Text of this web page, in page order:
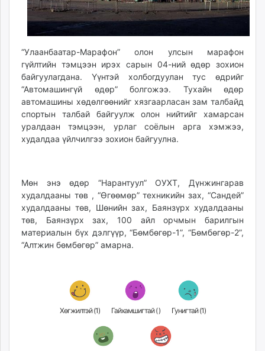
ergelt.mn
zarig.mn
today.mn
zuv.mn
mminfo.mn
ugluu.mn
urlag.mn
unen.mn
asu.mn
shudarga.mn
isee.mn
mglradio.com
fact.mn
itoim.mn
tumen.mn
tvmongolia.mn
“Улаанбаатар-Марафон” олон улсын марафон
гүйлтийн тэмцээн ирэх сарын 04-ний өдөр зохион
байгуулагдана. Үүнтэй холбогдуулан тус өдрийг
“Автомашингүй өдөр” болгожээ. Тухайн өдөр
автомашины хөдөлгөөнийг хязгаарласан зам талбайд
спортын талбай байгуулж олон нийтийг хамарсан
уралдаан тэмцээн, урлаг соёлын арга хэмжээ,
худалдаа үйлчилгээ зохион байгуулна.
Мөн энэ өдөр “Нарантуул” ОУХТ, Дүнжингарав
худалдааны төв , “Өгөөмөр” техникийн зах, “Сандей”
худалдааны төв, Шөнийн зах, Баянзүрх худалдааны
төв, Баянзүрх зах, 100 айл орчмын барилгын
материалын бүх дэлгүүр, “Бөмбөгөр-1”, “Бөмбөгөр-2”,
“Алтжин бөмбөгөр” амарна.
Хөгжилтэй (1) Гайхамшигтай () Гунигтай (1)